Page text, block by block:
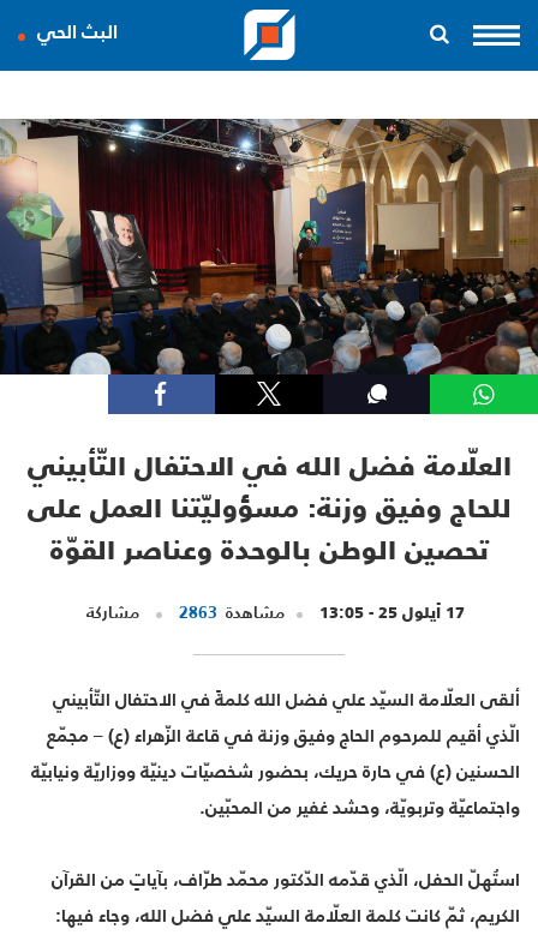
البث الحي
العلّامة فضل الله في الاحتفال التّأبيني
للحاج وفيق وزنة: مسؤوليّتنا العمل على
تحصين الوطن بالوحدة وعناصر القوّة
17 أيلول 25 - 13:05 مشاهدة 2863 مشاركة
ألقى العلّامة السيّد علي فضل الله كلمةً في الاحتفال التّأبيني
الّذي أقيم للمرحوم الحاج وفيق وزنة في قاعة الزّهراء (ع) – مجمّع
الحسنين (ع) في حارة حريك، بحضور شخصيّات دينيّة ووزاريّة ونيابيّة
واجتماعيّة وتربويّة، وحشد غفير من المحبّين.
استُهلّ الحفل، الّذي قدّمه الدّكتور محمّد طرّاف، بآياتٍ من القرآن
الكريم، ثمّ كانت كلمة العلّامة السيّد علي فضل الله، وجاء فيها: